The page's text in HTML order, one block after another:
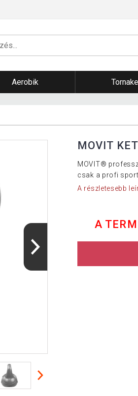
Aerobik
MOVIT
MOVIT®
csak a profi
A részletesebb
A